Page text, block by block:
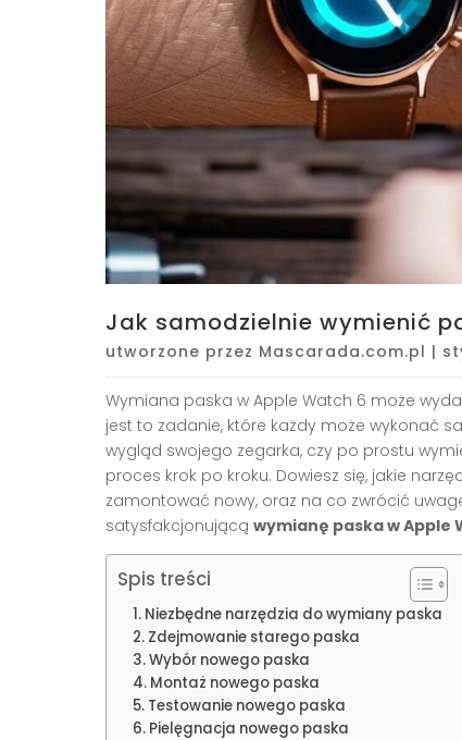
Jak samodzielnie wymienić
utworzone przez Mascarada.com.pl |
Wymiana paska w Apple Watch 6 może
jest to zadanie, które każdy może wykonać
wygląd swojego zegarka, czy po prostu
proces krok po kroku. Dowiesz się, jakie
zamontować nowy, oraz na co zwrócić
satysfakcjonującą wymianę paska w Apple
Spis treści
Niezbędne narzędzia do wymiany paska
Zdejmowanie starego paska
Wybór nowego paska
Montaż nowego paska
Testowanie nowego paska
Pielęgnacja nowego paska